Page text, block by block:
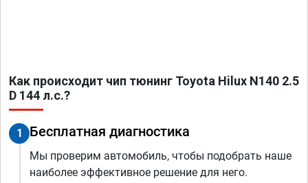
Как происходит чип тюнинг Toyota Hilux N140 2.5
D 144 л.с.?
1 Бесплатная диагностика
Мы проверим автомобиль, чтобы подобрать наше
наиболее эффективное решение для него.